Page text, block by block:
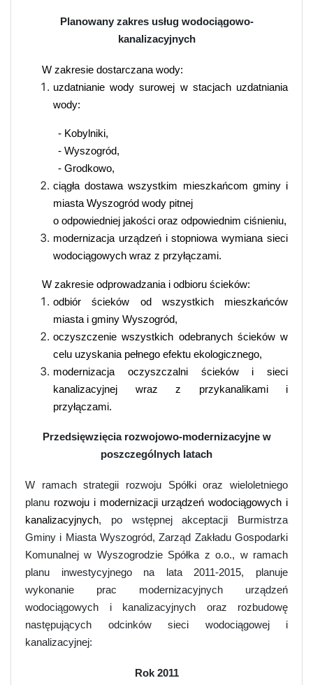
Planowany zakres usług wodociągowo-
kanalizacyjnych
W zakresie dostarczana wody:
uzdatnianie wody surowej w stacjach uzdatniania
wody:
- Kobylniki,
- Wyszogród,
- Grodkowo,
ciągła dostawa wszystkim mieszkańcom gminy i
miasta Wyszogród wody pitnej
o odpowiedniej jakości oraz odpowiednim ciśnieniu,
modernizacja urządzeń i stopniowa wymiana sieci
wodociągowych wraz z przyłączami.
W zakresie odprowadzania i odbioru ścieków:
odbiór ścieków od wszystkich mieszkańców
miasta i gminy Wyszogród,
oczyszczenie wszystkich odebranych ścieków w
celu uzyskania pełnego efektu ekologicznego,
modernizacja oczyszczalni ścieków i sieci
kanalizacyjnej wraz z przykanalikami i
przyłączami.
Przedsięwzięcia rozwojowo-modernizacyjne w
poszczególnych latach
W ramach strategii rozwoju Spółki oraz wieloletniego
planu rozwoju i modernizacji urządzeń wodociągowych i
kanalizacyjnych, po wstępnej akceptacji Burmistrza
Gminy i Miasta Wyszogród, Zarząd Zakładu Gospodarki
Komunalnej w Wyszogrodzie Spółka z o.o., w ramach
planu inwestycyjnego na lata 2011-2015, planuje
wykonanie prac modernizacyjnych urządzeń
wodociągowych i kanalizacyjnych oraz rozbudowę
następujących odcinków sieci wodociągowej i
kanalizacyjnej:
Rok 2011